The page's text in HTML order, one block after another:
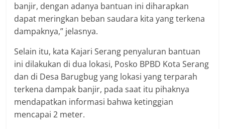
banjir, dengan adanya bantuan ini diharapkan
dapat meringkan beban saudara kita yang terkena
dampaknya,” jelasnya.
Selain itu, kata Kajari Serang penyaluran bantuan
ini dilakukan di dua lokasi, Posko BPBD Kota Serang
dan di Desa Barugbug yang lokasi yang terparah
terkena dampak banjir, pada saat itu pihaknya
mendapatkan informasi bahwa ketinggian
mencapai 2 meter.